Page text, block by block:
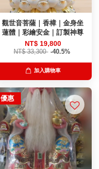
觀世音菩薩｜香樟｜金身坐
蓮體｜彩繪安金｜訂製神尊
NT$ 19,800
NT$ 33,300 -40.5%
加入購物車
優惠